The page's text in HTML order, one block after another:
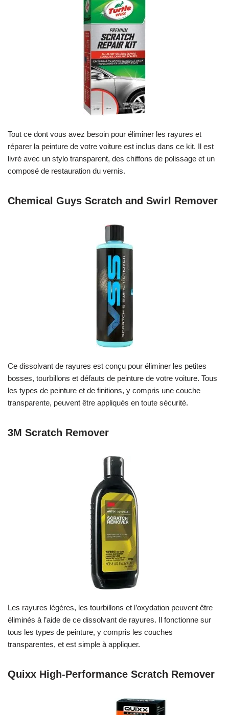
Tout ce dont vous avez besoin pour éliminer les rayures et
réparer la peinture de votre voiture est inclus dans ce kit. Il est
livré avec un stylo transparent, des chiffons de polissage et un
composé de restauration du vernis.
Chemical Guys Scratch and Swirl Remover
Ce dissolvant de rayures est conçu pour éliminer les petites
bosses, tourbillons et défauts de peinture de votre voiture. Tous
les types de peinture et de finitions, y compris une couche
transparente, peuvent être appliqués en toute sécurité.
3M Scratch Remover
Les rayures légères, les tourbillons et l’oxydation peuvent être
éliminés à l’aide de ce dissolvant de rayures. Il fonctionne sur
tous les types de peinture, y compris les couches
transparentes, et est simple à appliquer.
Quixx High-Performance Scratch Remover